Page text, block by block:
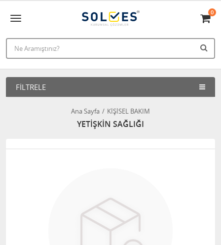
0
FILTRELE
Ana Sayfa KİŞİSEL BAKIM
YETİŞKİN SAĞLIĞI